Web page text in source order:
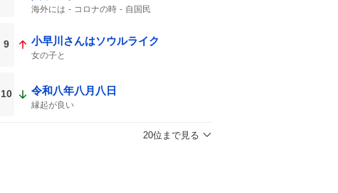
海外には コロナの時 自国民
9 小早川さんはソウルライク
女の子と
10 令和八年八月八日
縁起が良い
20位まで見る